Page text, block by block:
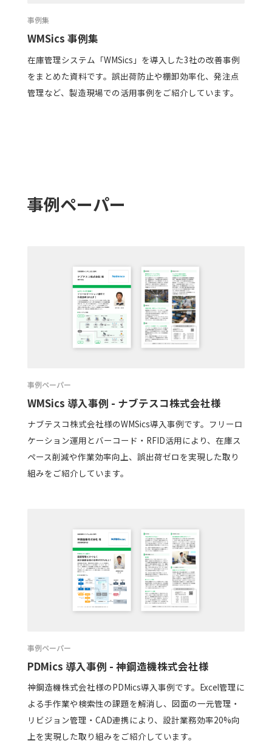
事例集
WMSics 事例集
在庫管理システム「WMSics」を導入した3社の改善事例
をまとめた資料です。誤出荷防止や棚卸効率化、発注点
管理など、製造現場での活用事例をご紹介しています。
事例ペーパー
事例ペーパー
WMSics 導入事例 - ナブテスコ株式会社様
ナブテスコ株式会社様のWMSics導入事例です。フリーロ
ケーション運用とバーコード・RFID活用により、在庫ス
ペース削減や作業効率向上、誤出荷ゼロを実現した取り
組みをご紹介しています。
事例ペーパー
PDMics 導入事例 - 神鋼造機株式会社様
神鋼造機株式会社様のPDMics導入事例です。Excel管理に
よる手作業や検索性の課題を解消し、図面の一元管理・
リビジョン管理・CAD連携により、設計業務効率20%向
上を実現した取り組みをご紹介しています。